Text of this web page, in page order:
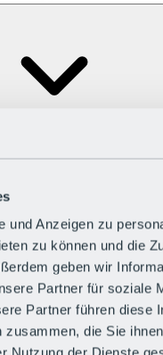
und Anzeigen zu
zu können und die
geben wir
Partner für soziale
Partner führen diese
die Sie
Rules
in der BRS
Bikepark & Tickets